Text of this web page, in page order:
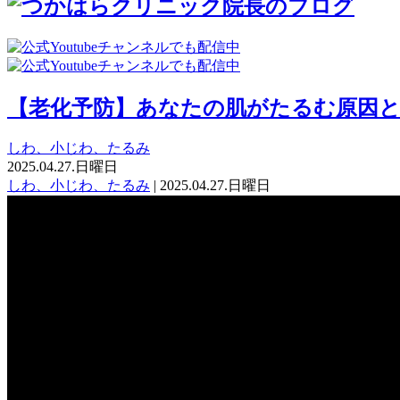
【老化予防】あなたの肌がたるむ原因
しわ、小じわ、たるみ
2025.04.27.日曜日
しわ、小じわ、たるみ | 2025.04.27.日曜日